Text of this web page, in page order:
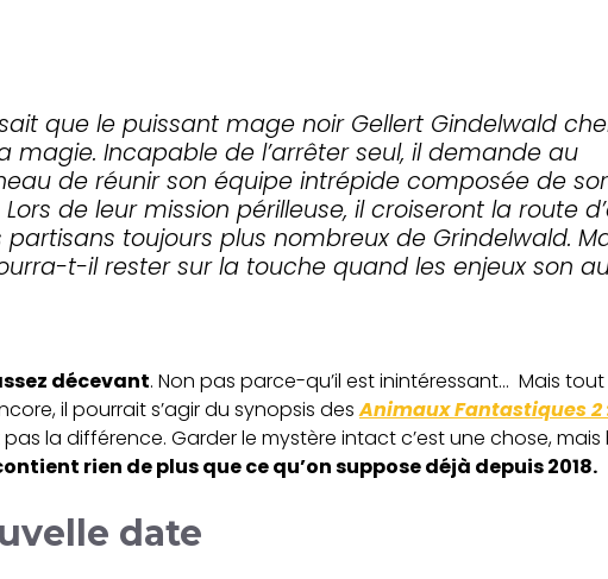
que le puissant mage noir Gellert Gindelwald
Incapable de l’arrêter seul, il demande au
de réunir son équipe intrépide composée de
de leur mission périlleuse, il croiseront la route
toujours plus nombreux de Grindelwald.
t-il rester sur la touche quand les enjeux son
décevant. Non pas parce-qu’il est inintéressant… Mais
il pourrait s’agir du synopsis desAnimaux Fantastiques 2
la différence. Garder le mystère intact c’est une chose,
rien de plus que ce qu’on suppose déjà depuis 2018.
date